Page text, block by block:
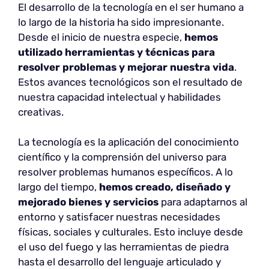
El desarrollo de la tecnología en el ser humano a
lo largo de la historia ha sido impresionante.
Desde el inicio de nuestra especie, hemos
utilizado herramientas y técnicas para
resolver problemas y mejorar nuestra vida.
Estos avances tecnológicos son el resultado de
nuestra capacidad intelectual y habilidades
creativas.
La tecnología es la aplicación del conocimiento
científico y la comprensión del universo para
resolver problemas humanos específicos. A lo
largo del tiempo, hemos creado, diseñado y
mejorado bienes y servicios para adaptarnos al
entorno y satisfacer nuestras necesidades
físicas, sociales y culturales. Esto incluye desde
el uso del fuego y las herramientas de piedra
hasta el desarrollo del lenguaje articulado y